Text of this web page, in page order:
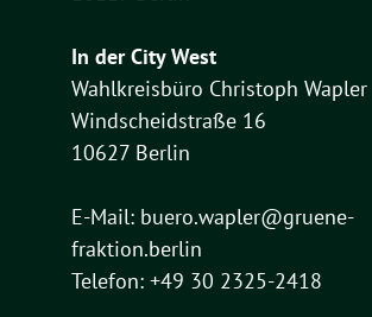
In der City West
Wahlkreisbüro Christoph Wapler
Windscheidstraße 16
10627 Berlin
E-Mail: buero.wapler@gruene-
fraktion.berlin
Telefon: +49 30 2325-2418